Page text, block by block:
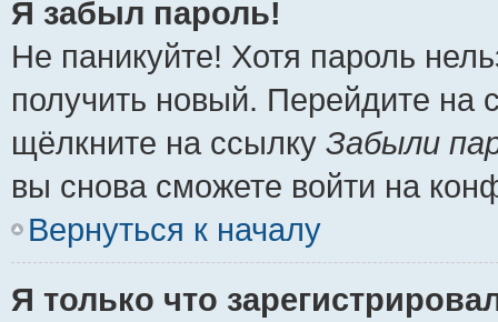
Я забыл пароль!
Не паникуйте! Хотя пароль
получить новый. Перейдите на
щёлкните на ссылку Забыли
вы снова сможете войти на
Вернуться к началу
Я только что